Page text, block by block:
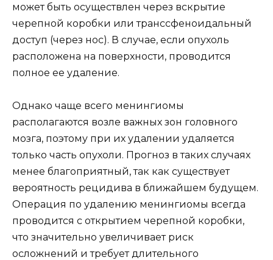
может быть осуществлен через вскрытие
черепной коробки или транссфеноидальный
доступ (через нос). В случае, если опухоль
расположена на поверхности, проводится
полное ее удаление.
Однако чаще всего менингиомы
располагаются возле важных зон головного
мозга, поэтому при их удалении удаляется
только часть опухоли. Прогноз в таких случаях
менее благоприятный, так как существует
вероятность рецидива в ближайшем будущем.
Операция по удалению менингиомы всегда
проводится с открытием черепной коробки,
что значительно увеличивает риск
осложнений и требует длительного